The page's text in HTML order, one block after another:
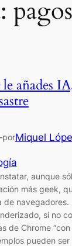
pagos
añades
porMiquel
aunque
más geek,
de navegadores.
si no
de Chrome “con
pueden ser